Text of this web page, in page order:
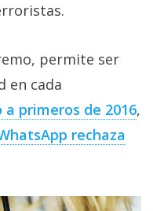
permite ser
en cada
a primeros de 2016,
rechaza